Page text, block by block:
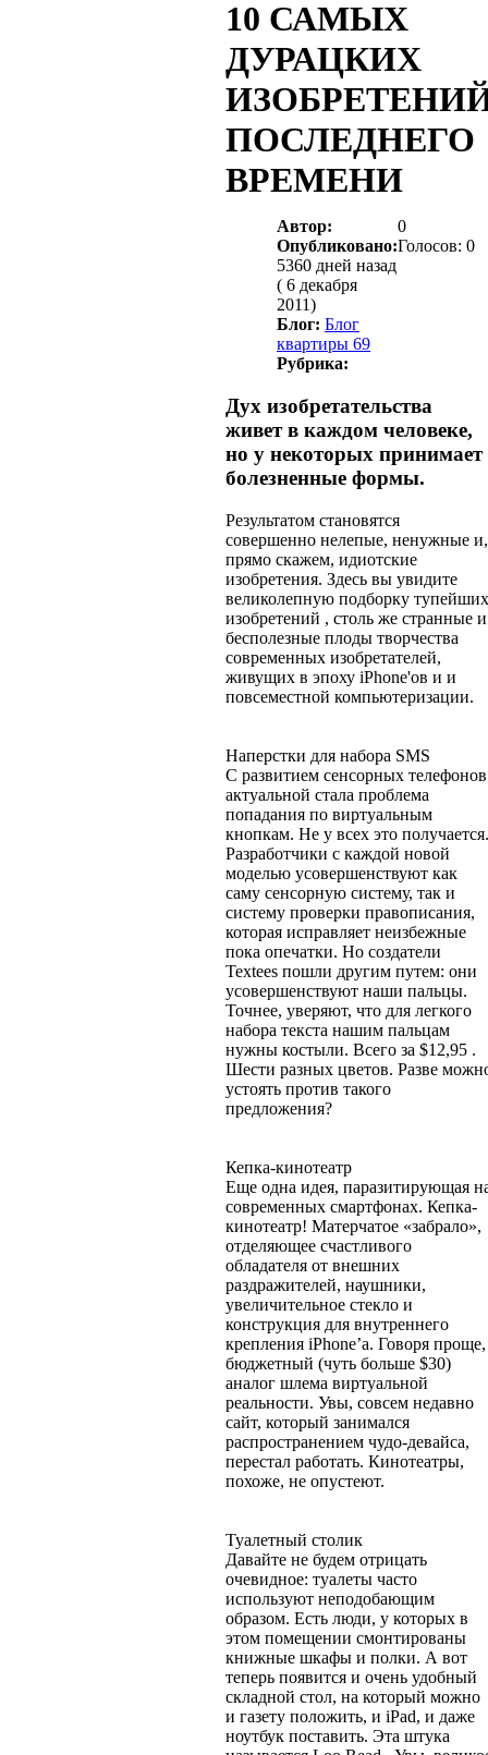
10 САМЫХ
ДУРАЦКИХ
ПОСЛЕДНЕГО
ВРЕМЕНИ
Автор:
Опубликовано:
5360 дней назад
( 6 декабря
2011)
Блог: Блог
квартиры 69
Рубрика:
0
Голосов: 0
Дух изобретательства
живет в каждом человеке,
но у некоторых принимает
болезненные формы.
Результатом становятся
совершенно нелепые, ненужные и,
прямо скажем, идиотские
изобретения. Здесь вы увидите
великолепную подборку тупейших
изобретений , столь же странные и
бесполезные плоды творчества
современных изобретателей,
живущих в эпоху iPhone'ов и и
повсеместной компьютеризации.
Наперстки для набора SMS
С развитием сенсорных телефонов
актуальной стала проблема
попадания по виртуальным
кнопкам. Не у всех это получается.
Разработчики с каждой новой
моделью усовершенствуют как
саму сенсорную систему, так и
систему проверки правописания,
которая исправляет неизбежные
пока опечатки. Но создатели
Textees пошли другим путем: они
усовершенствуют наши пальцы.
Точнее, уверяют, что для легкого
набора текста нашим пальцам
нужны костыли. Всего за $12,95 .
Шести разных цветов. Разве
устоять против такого
предложения?
Кепка-кинотеатр
Еще одна идея, паразитирующая
современных смартфонах. Кепка-
кинотеатр! Матерчатое «забрало»,
отделяющее счастливого
обладателя от внешних
раздражителей, наушники,
увеличительное стекло и
конструкция для внутреннего
крепления iPhone’а. Говоря проще,
бюджетный (чуть больше $30)
аналог шлема виртуальной
реальности. Увы, совсем недавно
сайт, который занимался
распространением чудо-девайса,
перестал работать. Кинотеатры,
похоже, не опустеют.
Туалетный столик
Давайте не будем отрицать
очевидное: туалеты часто
используют неподобающим
образом. Есть люди, у которых в
этом помещении смонтированы
книжные шкафы и полки. А вот
теперь появится и очень удобный
складной стол, на который можно
и газету положить, и iPad, и даже
ноутбук поставить. Эта штука